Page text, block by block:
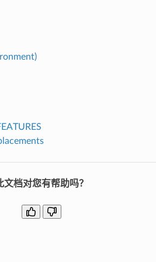
文档对您有帮助吗？